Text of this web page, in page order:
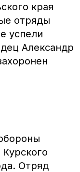
края
отряды
успели
Александр
Отряд